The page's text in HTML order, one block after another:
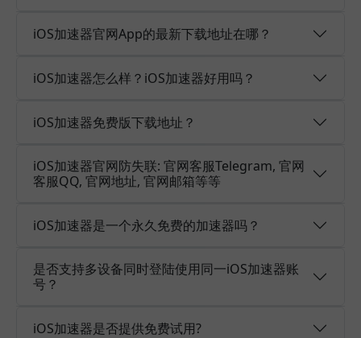
iOS加速器官网App的最新下载地址在哪？
iOS加速器怎么样？iOS加速器好用吗？
iOS加速器免费版下载地址？
iOS加速器官网防失联: 官网客服Telegram, 官网
客服QQ, 官网地址, 官网邮箱等等
iOS加速器是一个永久免费的加速器吗？
是否支持多设备同时登陆使用同一iOS加速器账
号？
iOS加速器是否提供免费试用?